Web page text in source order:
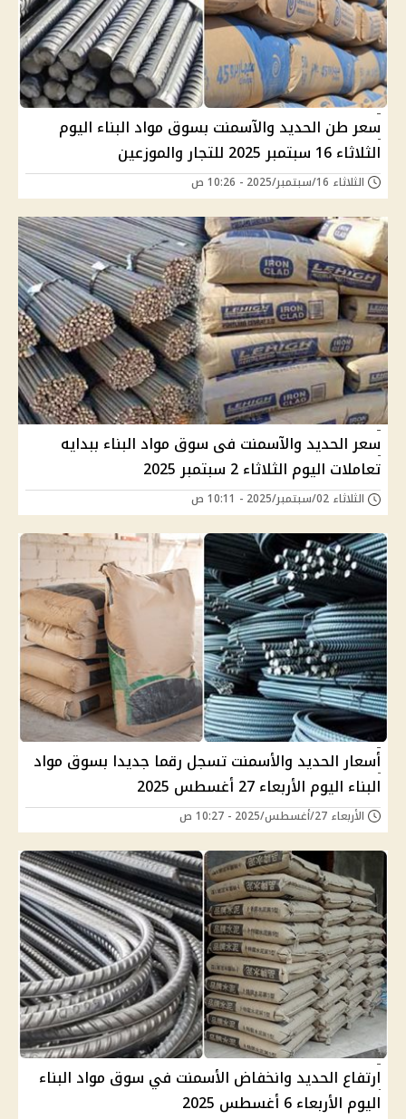
سعر طن الحديد والآسمنت بسوق مواد البناء اليوم
الثلاثاء 16 سبتمبر 2025 للتجار والموزعين
الثلاثاء 16/سبتمبر/2025 - 10:26 ص
سعر الحديد والآسمنت فى سوق مواد البناء ببدايه
تعاملات اليوم الثلاثاء 2 سبتمبر 2025
الثلاثاء 02/سبتمبر/2025 - 10:11 ص
أسعار الحديد والأسمنت تسجل رقما جديدا بسوق مواد
البناء اليوم الأربعاء 27 أغسطس 2025
الأربعاء 27/أغسطس/2025 - 10:27 ص
ارتفاع الحديد وانخفاض الأسمنت في سوق مواد البناء
اليوم الأربعاء 6 أغسطس 2025